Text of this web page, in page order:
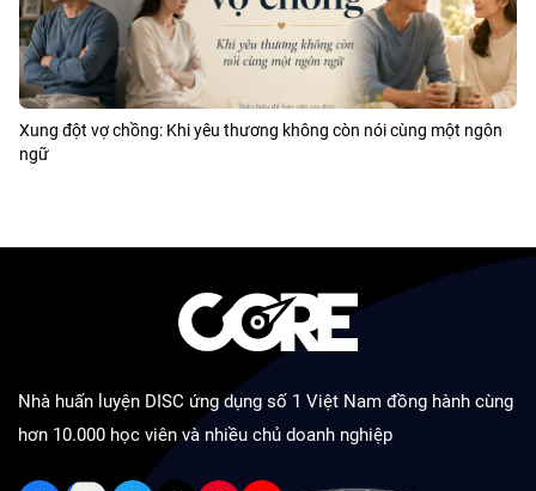
Xung đột vợ chồng: Khi yêu thương không còn nói cùng một ngôn
ngữ
Nhà huấn luyện DISC ứng dụng số 1 Việt Nam đồng hành cùng
hơn 10.000 học viên và nhiều chủ doanh nghiệp